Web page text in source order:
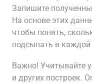
Запишите
На основе этих
чтобы понять,
подсыпать в каждой
Важно! Учитывайте
и других построек.